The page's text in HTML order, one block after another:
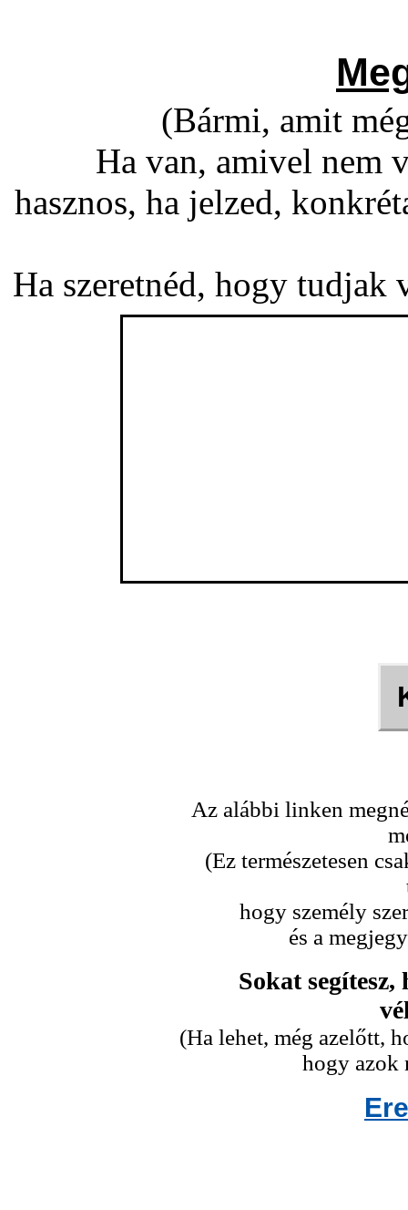
(Bármi, amit
Ha van, amivel nem
hasznos, ha jelzed,
Ha szeretnéd, hogy
Az alábbi linken
(Ez természetesen
hogy személy
és a
Sokat
(Ha lehet, még azelőtt,
hogy azok